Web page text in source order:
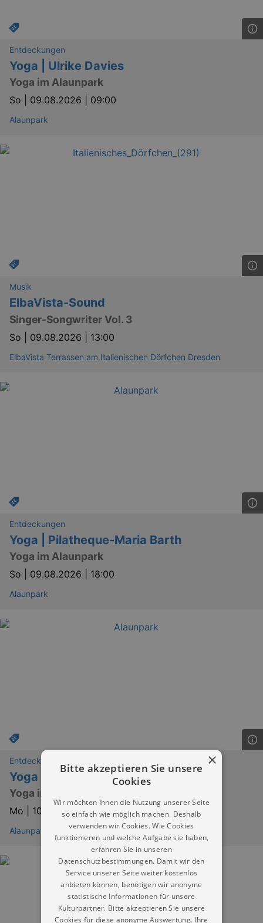
Entdeckungen
Yoga | Ulrike Davies
Yoga im Alaunpark
So | 09.08.2026 | 09:00
Alaunpark
Musik
ElbaVista-Sound
Singer-Songwriter Vol. 3
So | 09.08.2026 | 13:00
ElbaVista Terrassen am Italienischen Dörfchen Dresden
Entdeckungen
Yoga | Pilatheque-Maria Barth
Yoga im Alaunpark
So | 09.08.2026 | 18:00
Alaunpark
Entdeckungen
Yoga | Lisa Seifert
Yoga im Alaunpark
Mo | 10.08.2026 | 08:00
Alaunpark
×
Bitte akzeptieren Sie unsere
Cookies
Wir möchten Ihnen die Nutzung unserer Seite
so einfach wie möglich machen. Deshalb
verwenden wir Cookies. Wie Cookies
funktionieren und welche Aufgabe sie haben,
erfahren Sie in unseren
Datenschutzbestimmungen. Damit wir den
Service unserer Seite weiter kostenlos
anbieten können, benötigen wir anonyme
statistische Informationen für unsere
Kulturpartner. Bitte akzeptieren Sie unsere
Cookies für diese anonyme Auswertung. Ihre